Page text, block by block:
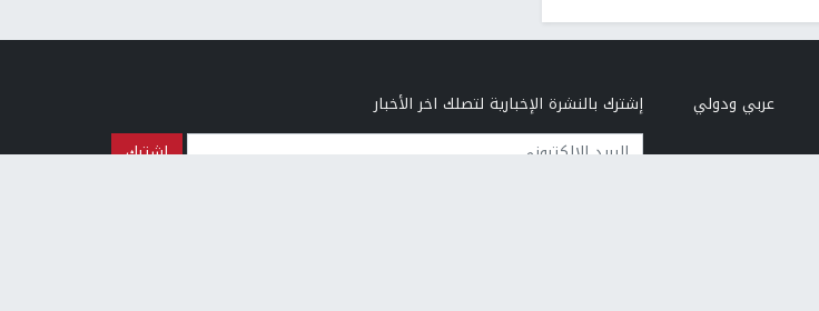
عربي ودولي
إشترك بالنشرة الإخبارية لتصلك اخر الأخبار
البريد الإلكتروني